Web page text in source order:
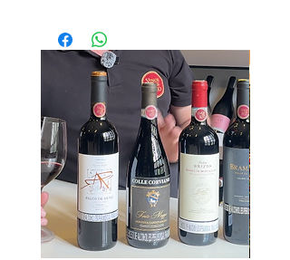
Color rojo violáceo intenso.
En nariz predominan los aromas
florales, con un toque mentolado.
Entrada dulce en boca. Final largo y
persistente. Es el complemento ideal
para acompañar carnes rojas,
específicamente lomito y churrasco.